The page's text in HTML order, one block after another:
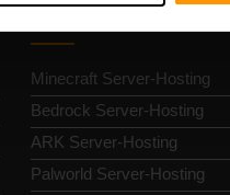
Minecraft Server-Hosting
Bedrock Server-Hosting
ARK Server-Hosting
Palworld Server-Hosting